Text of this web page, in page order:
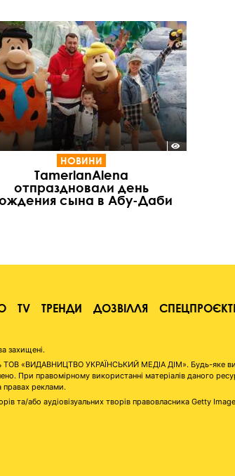
НОВИНИ
TamerlanAlena
отпраздновали день
сына в Абу-Даби
TV ТРЕНДИ ДОЗВІЛЛЯ
захищені.
ТОВ «ВИДАВНИЦТВО УКРАЇНСЬКИЙ МЕДІА ДІМ». Будь-яке
правомірному використанні матеріалів даного
правах реклами.
та/або аудіовізуальних творів правовласника Getty